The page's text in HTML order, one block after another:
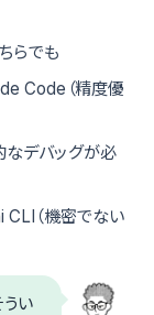
らでも
Code（精度優
デバッグが必
CLI（機密でない
い